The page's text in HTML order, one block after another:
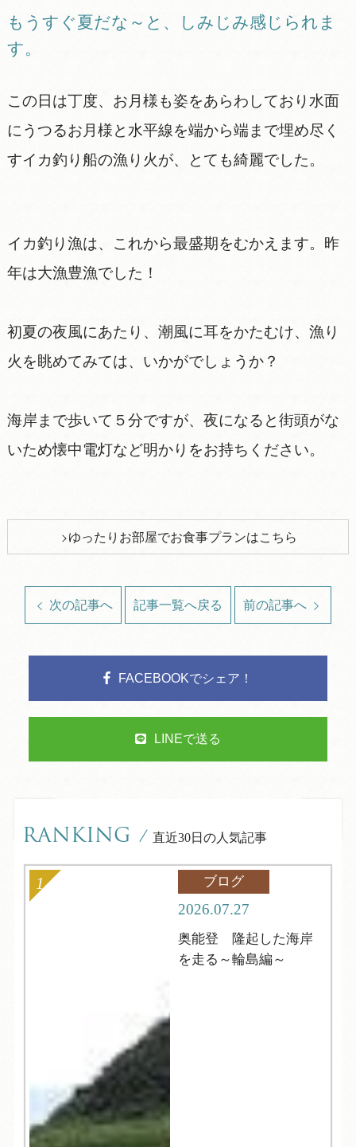
もうすぐ夏だな～と、しみじみ感じられま
す。
この日は丁度、お月様も姿をあらわしており水面
にうつるお月様と水平線を端から端まで埋め尽く
すイカ釣り船の漁り火が、とても綺麗でした。
イカ釣り漁は、これから最盛期をむかえます。昨
年は大漁豊漁でした！
初夏の夜風にあたり、潮風に耳をかたむけ、漁り
火を眺めてみては、いかがでしょうか？
海岸まで歩いて５分ですが、夜になると街頭がな
いため懐中電灯など明かりをお持ちください。
ゆったりお部屋でお食事プランはこちら
次の記事へ 記事一覧へ戻る 前の記事へ
FACEBOOKでシェア！
LINEで送る
RANKING / 直近30日の人気記事
ブログ
2026.07.27
奥能登 隆起した海岸
を走る～輪島編～